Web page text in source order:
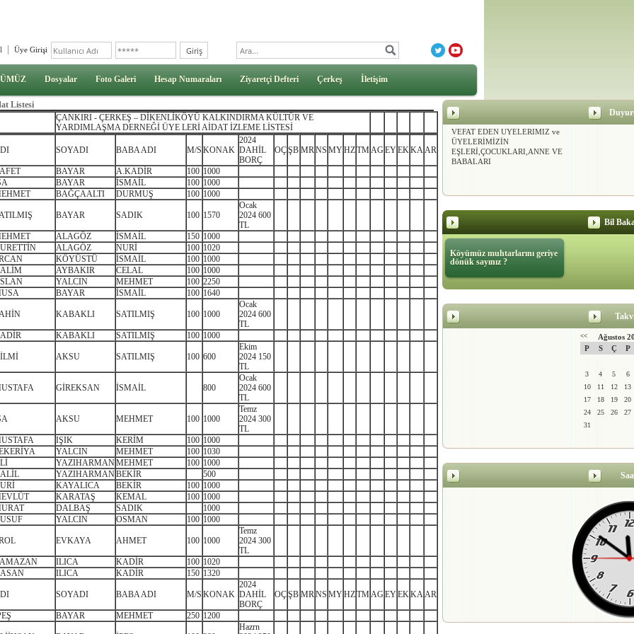
Üye Girişi
Dosyalar Foto Galeri Hesap Numaraları Ziyaretçi Defteri Çerkeş İletişim
Listesi
ÇANKIRI - ÇERKEŞ – DİKENLİKÖYÜ KALKINDIRMA KÜLTÜR VE
YARDIMLAŞMA DERNEĞİ ÜYE LERİ AİDAT İZLEME LİSTESİ
SOYADI BABA ADI M/S KONAK
2024
DAHİL
BORÇ
OÇŞB MRNS MYHZTMAGEYEKKAAR
BAYAR A.KADİR 100 1000
BAYAR İSMAİL 100 1000
BAĞÇAALTI DURMUŞ 100 1000
BAYAR SADIK 100 1570
Ocak
2024 600
TL
ALAGÖZ İSMAİL 150 1000
ALAGÖZ NURİ 100 1020
KÖYÜSTÜ İSMAİL 100 1000
AYBAKIR CELAL 100 1000
YALCIN MEHMET 100 2250
BAYAR İSMAİL 100 1640
KABAKLI SATILMIŞ 100 1000
Ocak
2024 600
TL
KABAKLI SATILMIŞ 100 1000
AKSU SATILMIŞ 100 600
Ekim
2024 150
TL
GİREKSAN İSMAİL 800
Ocak
2024 600
TL
AKSU MEHMET 100 1000
Temz
2024 300
TL
IŞIK KERİM 100 1000
YALCIN MEHMET 100 1030
YAZIHARMANMEHMET 100 1000
YAZIHARMANBEKİR
500
KAYALICA BEKİR 100 1000
KARATAŞ KEMAL 100 1000
DALBAŞ SADIK
1000
YALCIN OSMAN 100 1000
EVKAYA AHMET 100 1000
Temz
2024 300
TL
ILICA KADİR 100 1020
ILICA KADİR 150 1320
SOYADI BABA ADI M/S KONAK
2024
DAHİL
BORÇ
OÇŞB MRNS MYHZTMAGEYEKKAAR
BAYAR MEHMET 250 1200
Hazrn
DERNEĞİMİZ
KURULDUĞUNDAN BU GÜNE
VEFAT EDEN ÜYELERİMİZ ve
ÜYELERİMİZİN
EŞLERİ,ÇOCUKLARI,ANNE VE
BABALARI
Bil
Köyümüz muhtarlarını geriye
dönük sayınız ?
<<
Ağustos
P
S Ç P
3 4 5
6
10
11 12
13
17
18 19
20
24
25 26
27
31